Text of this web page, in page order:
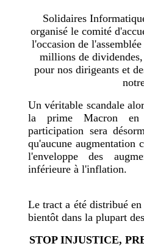
Solidaires
organisé le comité
l'occasion de
millions de
pour nos dirigeants et
Un véritable scandale
la prime Macron
participation sera
qu'aucune augmentation
l'enveloppe des
inférieure à l'inflation.
Le tract a été distribué en
bientôt dans la plupart
STOP INJUSTICE,